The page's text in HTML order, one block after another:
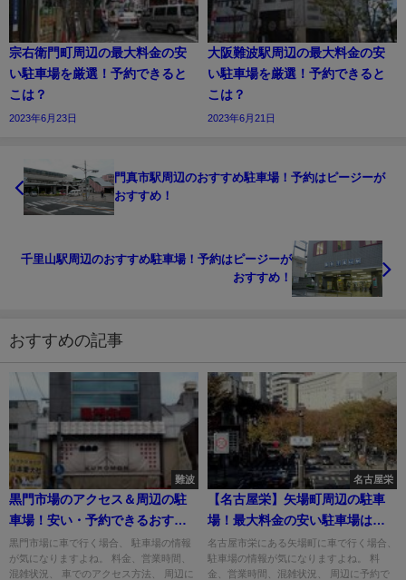
宗右衛門町周辺の最大料金の安
い駐車場を厳選！予約できると
こは？
2023年6月23日
大阪難波駅周辺の最大料金の安
い駐車場を厳選！予約できると
こは？
2023年6月21日
門真市駅周辺のおすすめ駐車場！予約はピージーが
おすすめ！
千里山駅周辺のおすすめ駐車場！予約はピージーが
おすすめ！
おすすめの記事
難波
黒門市場のアクセス＆周辺の駐
車場！安い・予約できるおすす
めは？
黒門市場に車で行く場合、 駐車場の情報
が気になりますよね。 料金、営業時間、
混雑状況、 車でのアクセス方法、 周辺に
名古屋栄
【名古屋栄】矢場町周辺の駐車
場！最大料金の安い駐車場はど
こ？
名古屋市栄にある矢場町に車で行く場合、
駐車場の情報が気になりますよね。 料
金、営業時間、混雑状況、 周辺に予約で